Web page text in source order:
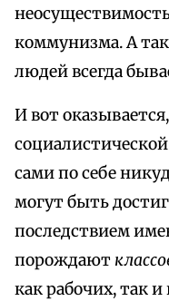
коммунизма. А
людей всегда
И вот
сами по себе
могут быть
последствием
порождают
как рабочих, так